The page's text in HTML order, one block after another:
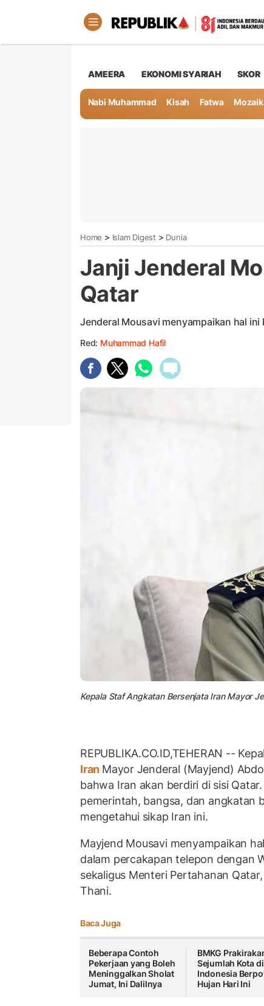
AMEERA EKONOMI SYARIAH SKOR
Nabi Muhammad Kisah Fatwa Mozaik
Home > Islam Digest > Dunia
Janji Jenderal
Qatar
Jenderal Mousavi menyampaikan hal ini
Red: Muhammad Hafil
Kepala Staf Angkatan Bersenjata Iran Mayor
REPUBLIKA.CO.ID,TEHERAN --
Iran Mayor Jenderal (Mayjend)
bahwa Iran akan berdiri di sisi
pemerintah, bangsa, dan angkatan
mengetahui sikap Iran ini.
Mayjend Mousavi menyampaikan
dalam percakapan telepon dengan
sekaligus Menteri Pertahanan
Thani.
Baca Juga
Beberapa Contoh
Pekerjaan yang Boleh
Meninggalkan Sholat
Jumat, Ini Dalilnya
BMKG
Sejumlah Kota di
Indonesia
Hujan Hari Ini